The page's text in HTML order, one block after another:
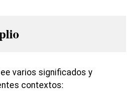
varios significados y
contextos: